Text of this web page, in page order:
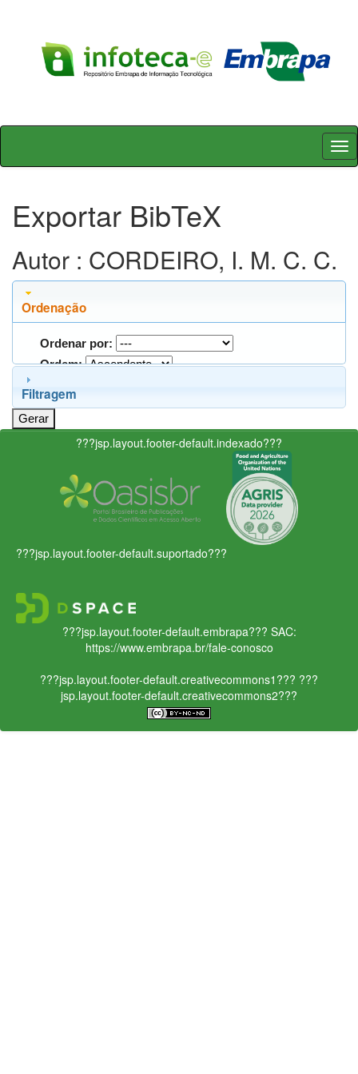
Skip
Exportar BibTeX
Autor : CORDEIRO, I. M. C. C.
Ordenação
Ordenar por:
Ordem:
Filtragem
???jsp.layout.footer-default.indexado???
???jsp.layout.footer-default.suportado???
???jsp.layout.footer-default.embrapa??? SAC:
https://www.embrapa.br/fale-conosco
???jsp.layout.footer-default.creativecommons1??? ???
jsp.layout.footer-default.creativecommons2???